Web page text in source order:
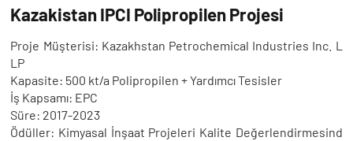
Kazakistan IPCI Polipropilen Projesi
Proje Müşterisi: Kazakhstan Petrochemical Industries Inc. L
LP
Kapasite: 500 kt/a Polipropilen + Yardımcı Tesisler
İş Kapsamı: EPC
Süre: 2017-2023
Ödüller: Kimyasal İnşaat Projeleri Kalite Değerlendirmesind